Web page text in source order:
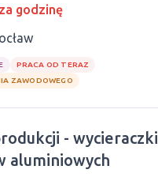
godzinę
PRACA OD TERAZ
ZAWODOWEGO
- wycieraczki
aluminiowych